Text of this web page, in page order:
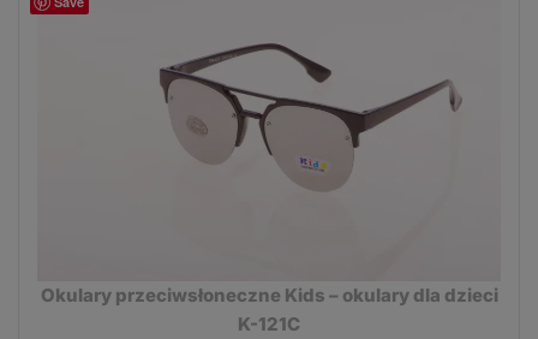
Okulary przeciwsłoneczne Kids – okulary dla dzieci
K-121C